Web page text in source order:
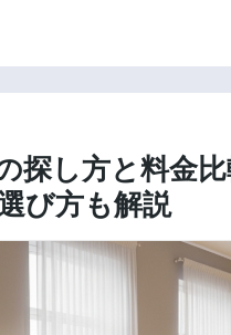
探し方と料金
び方も解説